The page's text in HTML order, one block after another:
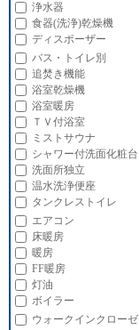
浄水器
食器(洗浄)乾燥機
ディスポーザー
バス・トイレ別
追焚き機能
浴室乾燥機
浴室暖房
ＴＶ付浴室
ミストサウナ
シャワー付洗面化粧台
洗面所独立
温水洗浄便座
タンクレストイレ
エアコン
床暖房
暖房
FF暖房
灯油
ボイラー
ウォークインクローゼ